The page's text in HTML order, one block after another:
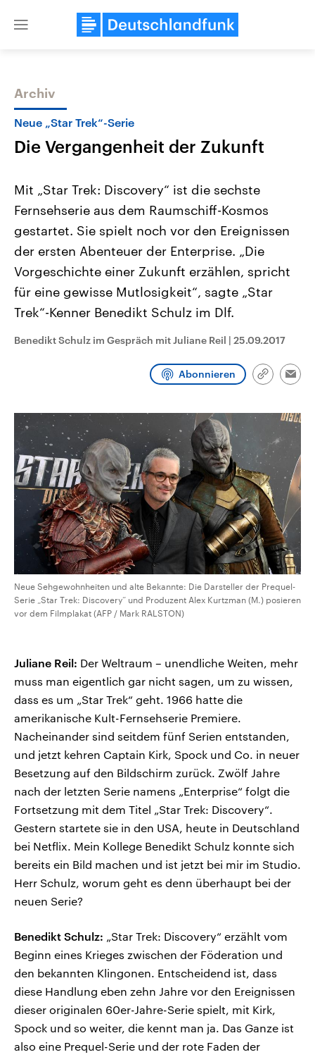
Close
Themen
USA
Aktuelle Beiträge, Analysen und
Hintergründe
Wirtschaftlich und militärisch
gehören die Vereinigten Staaten zu
den mächtigsten Ländern der Erde,
mit großem Einfluss auf das
Nahostkonflikt
Aktuelle Lage und
Der Überfall der
Terrororganisation Hamas
Oktober 2023 auf Israel
Region wieder die
Israel möchte die Hamas
Libanon vom Iran
Archiv
Neue „Star Trek“-Serie
Die Vergangenheit der Zukunft
Mit „Star Trek: Discovery“ ist die sechste
Fernsehserie aus dem Raumschiff-Kosmos
gestartet. Sie spielt noch vor den Ereignissen
der ersten Abenteuer der Enterprise. „Die
Vorgeschichte einer Zukunft erzählen, spricht
für eine gewisse Mutlosigkeit“, sagte „Star
Trek“-Kenner Benedikt Schulz im Dlf.
Benedikt Schulz im Gespräch mit Juliane Reil | 25.09.2017
Abonnieren
Link
Neue Sehgewohnheiten und alte Bekannte: Die Darsteller der Prequel-
Serie „Star Trek: Discovery“ und Produzent Alex Kurtzman (M.) posieren
vor dem Filmplakat (AFP / Mark RALSTON)
Juliane Reil: Der Weltraum – unendliche Weiten, mehr
muss man eigentlich gar nicht sagen, um zu wissen,
dass es um „Star Trek“ geht. 1966 hatte die
amerikanische Kult-Fernsehserie Premiere.
Nacheinander sind seitdem fünf Serien entstanden,
und jetzt kehren Captain Kirk, Spock und Co. in neuer
Besetzung auf den Bildschirm zurück. Zwölf Jahre
nach der letzten Serie namens „Enterprise“ folgt die
Fortsetzung mit dem Titel „Star Trek: Discovery“.
Gestern startete sie in den USA, heute in Deutschland
bei Netflix. Mein Kollege Benedikt Schulz konnte sich
bereits ein Bild machen und ist jetzt bei mir im Studio.
Herr Schulz, worum geht es denn überhaupt bei der
neuen Serie?
Benedikt Schulz: „Star Trek: Discovery“ erzählt vom
Beginn eines Krieges zwischen der Föderation und
den bekannten Klingonen. Entscheidend ist, dass
diese Handlung eben zehn Jahre vor den Ereignissen
dieser originalen 60er-Jahre-Serie spielt, mit Kirk,
Spock und so weiter, die kennt man ja. Das Ganze ist
also eine Prequel-Serie und der rote Faden der